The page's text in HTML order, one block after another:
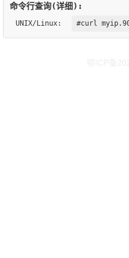
命令行查询(详细):
UNIX/Linux: #curl